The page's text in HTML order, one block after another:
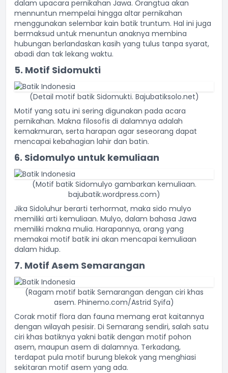
dalam upacara pernikahan Jawa. Orangtua akan
mennuntun mempelai hingga altar pernikahan
menggunakan selembar kain batik truntum. Hal ini juga
bermaksud untuk menuntun anaknya membina
hubungan berlandaskan kasih yang tulus tanpa syarat,
abadi dan tak lekang waktu.
5. Motif Sidomukti
(Detail motif batik Sidomukti. Bajubatiksolo.net)
Motif yang satu ini sering digunakan pada acara
pernikahan. Makna filosofis di dalamnya adalah
kemakmuran, serta harapan agar seseorang dapat
mencapai kebahagian lahir dan batin.
6. Sidomulyo untuk kemuliaan
(Motif batik Sidomulyo gambarkan kemuliaan.
bajubatik.wordpress.com)
Jika Sidoluhur berarti terhormat, maka sido mulyo
memiliki arti kemuliaan. Mulyo, dalam bahasa Jawa
memiliki makna mulia. Harapannya, orang yang
memakai motif batik ini akan mencapai kemuliaan
dalam hidup.
7. Motif Asem Semarangan
(Ragam motif batik Semarangan dengan ciri khas
asem. Phinemo.com/Astrid Syifa)
Corak motif flora dan fauna memang erat kaitannya
dengan wilayah pesisir. Di Semarang sendiri, salah satu
ciri khas batiknya yakni batik dengan motif pohon
asem, maupun asem di dalamnya. Terkadang,
terdapat pula motif burung blekok yang menghiasi
sekitaran motif asem yang ada.